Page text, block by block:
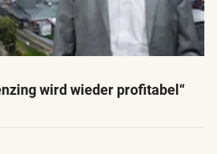
wird wieder profitabel“